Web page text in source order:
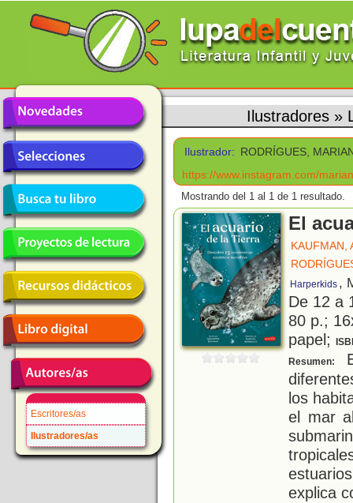
Escritores/as
Ilustradores/as
Ilustradores »
Ilustrador: RODRÍGUES,
https://www.instagram.com/
Mostrando del 1 al 1 de 1 resultado.
El
KAUFMAN,
Harperkids ,
De 12 a
80 p.;
papel;
Resumen:
los
el mar
explica